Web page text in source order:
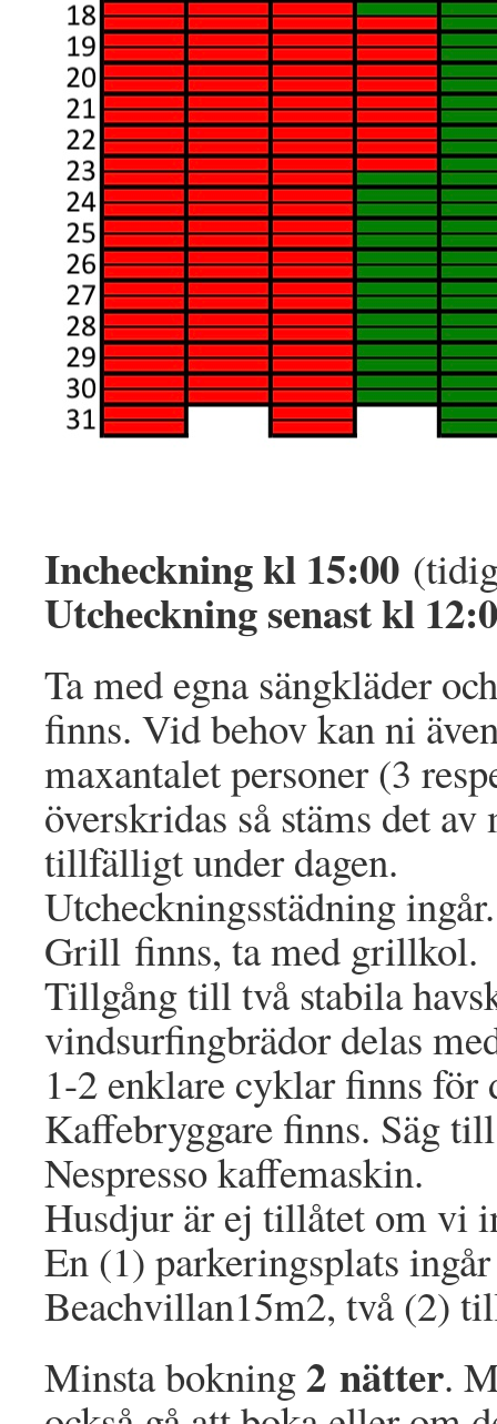
Incheckning kl 15:00
Utcheckning senast kl
Ta med egna sängkläder
finns. Vid behov kan ni
maxantalet personer (3
överskridas så stäms det
tillfälligt under dagen.
Utcheckningsstädning
Grill finns, ta med grillkol.
Tillgång till två stabila
vindsurfingbrädor delas
1-2 enklare cyklar finns
Kaffebryggare finns. Säg
Nespresso kaffemaskin.
Husdjur är ej tillåtet om vi
En (1) parkeringsplats
Beachvillan15m2, två (2)
Minsta bokning2 nätter.